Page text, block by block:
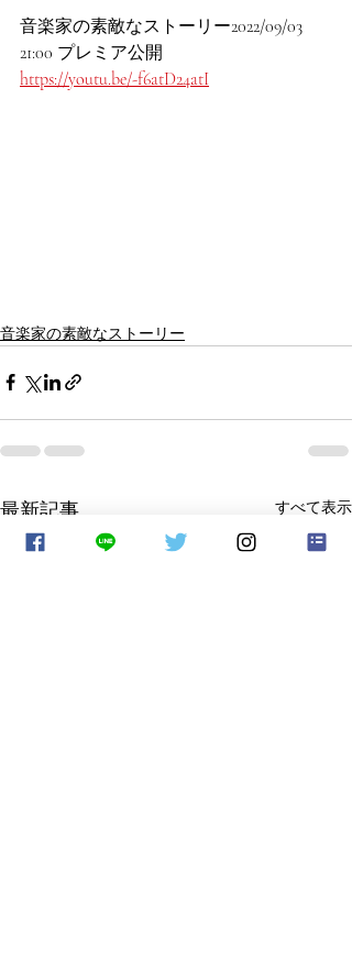
音楽家の素敵なストーリー2022/09/03
21:00 プレミア公開
https://youtu.be/-f6atD24atI
音楽家の素敵なストーリー
最新記事 すべて表示